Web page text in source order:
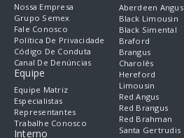
Nossa Empresa
Grupo Semex
Fale Conosco
Política De Privacidade
Código De Conduta
Canal De Denúncias
Equipe
Equipe Matriz
Especialistas
Representantes
Trabalhe Conosco
Interno
Aberdeen Angus
Black Limousin
Black Simental
Braford
Brangus
Charolês
Hereford
Limousin
Red Angus
Red Brangus
Red Brahman
Santa Gertrudis